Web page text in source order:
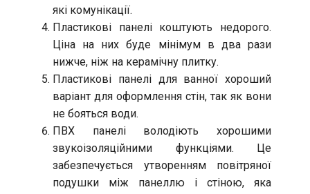
які комунікації.
Пластикові панелі коштують недорого.
Ціна на них буде мінімум в два рази
нижче, ніж на керамічну плитку.
Пластикові панелі для ванної хороший
варіант для оформлення стін, так як вони
не бояться води.
ПВХ панелі володіють хорошими
звукоізоляційними функціями. Це
забезпечується утворенням повітряної
подушки між панеллю і стіною, яка